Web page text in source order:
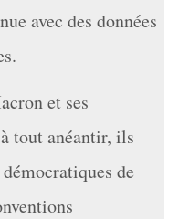
avec des données
et ses
tout anéantir, ils
de